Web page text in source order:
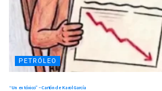
PETRÓLEO
“Un ex tóxico” – Cartón de Karol García